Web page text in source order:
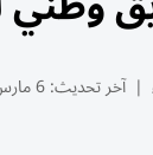
| آخر تحديث:6 مارس 18:39 2024